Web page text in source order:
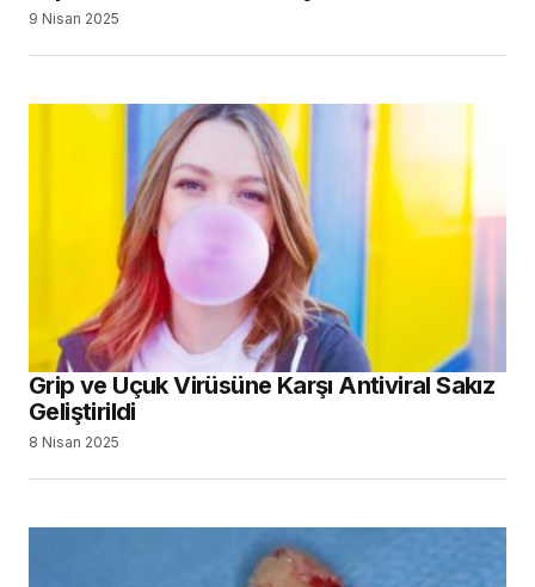
9 Nisan 2025
Grip ve Uçuk Virüsüne Karşı Antiviral Sakız
Geliştirildi
8 Nisan 2025